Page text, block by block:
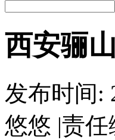
西安骊
发布时间:
悠悠 |责任